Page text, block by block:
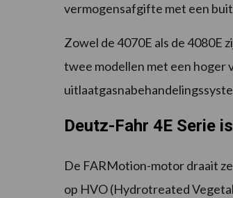
vermogensafgifte met een
Zowel de 4070E als de
twee modellen met een hoger
Deutz-Fahr 4E Serie
De FARMotion-motor draait
op HVO (Hydrotreated